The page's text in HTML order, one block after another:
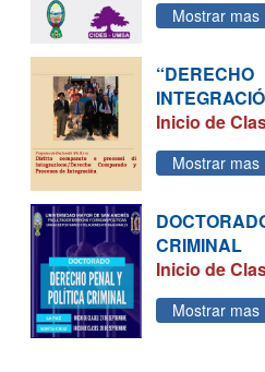
Mostrar mas
Inicio de
Mostrar mas
CRIMINAL
Inicio de
Mostrar mas